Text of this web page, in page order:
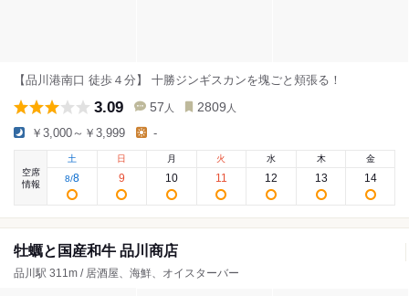
【品川港南口 徒歩４分】 十勝ジンギスカンを塊ごと頬張る！
3.09 57 人 2809 人
￥3,000～￥3,999 -
空席
情報
土
8/8
日
9
月
10
火
11
水
12
木
13
金
14
牡蠣と国産和牛 品川商店
品川駅 311m / 居酒屋、海鮮、オイスターバー